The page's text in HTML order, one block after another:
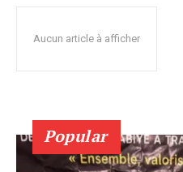
Aucun article à afficher
Popular